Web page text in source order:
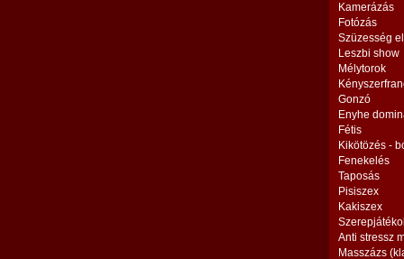
Kamerázás
Fotózás
Szüzesség
Leszbi show
Mélytorok
Gonzó
Enyhe
Fétis
Kikötözés -
Fenekelés
Taposás
Pisiszex
Kakiszex
Anti stressz
Masszázs